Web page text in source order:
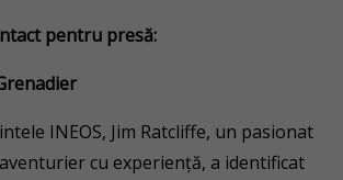
pentru presă:
INEOS, Jim Ratcliffe, un pasionat
cu experiență, a identificat